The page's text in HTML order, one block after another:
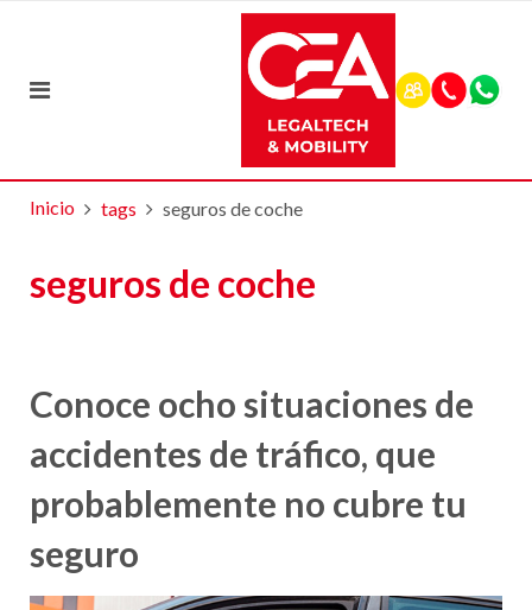
Inicio tags seguros de coche
seguros de coche
Conoce ocho situaciones de
accidentes de tráfico, que
probablemente no cubre tu
seguro